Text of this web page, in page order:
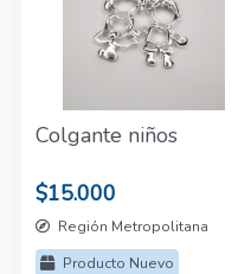
Colgante niños
$15.000
Región Metropolitana
Producto Nuevo